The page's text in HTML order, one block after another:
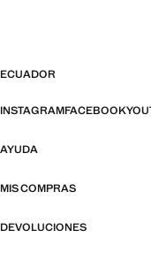
ECUADOR
INSTAGRAMFACEBOOK
AYUDA
MIS COMPRAS
DEVOLUCIONES